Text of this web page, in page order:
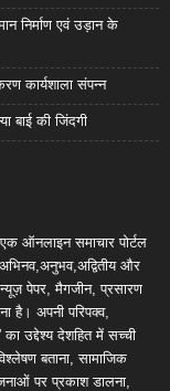
निर्माण एवं उड़ान के
कार्यशाला संपन्न
बाई की जिंदगी
ऑनलाइन समाचार पोर्टल
और
न्यूज़ पेपर, मैगजीन, प्रसारण
है। अपनी परिपक्व,
उद्देश्य देशहित में सच्ची
बताना, सामाजिक
पर प्रकाश डालना,